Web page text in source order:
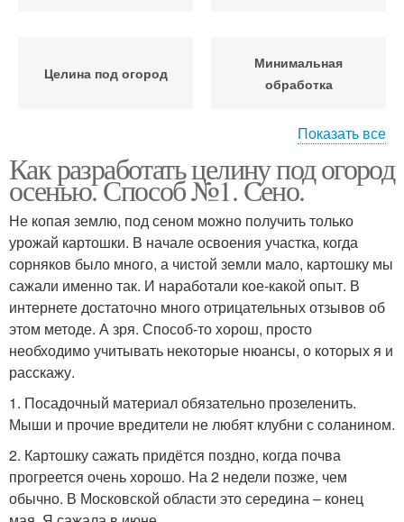
Целина под огород
Минимальная
обработка
Грядки на целине
Показать все
Как разработать целину под огород
осенью. Способ №1. Сено.
Не копая землю, под сеном можно получить только
урожай картошки. В начале освоения участка, когда
сорняков было много, а чистой земли мало, картошку мы
сажали именно так. И наработали кое-какой опыт. В
интернете достаточно много отрицательных отзывов об
этом методе. А зря. Способ-то хорош, просто
необходимо учитывать некоторые нюансы, о которых я и
расскажу.
1. Посадочный материал обязательно прозеленить.
Мыши и прочие вредители не любят клубни с соланином.
2. Картошку сажать придётся поздно, когда почва
прогреется очень хорошо. На 2 недели позже, чем
обычно. В Московской области это середина – конец